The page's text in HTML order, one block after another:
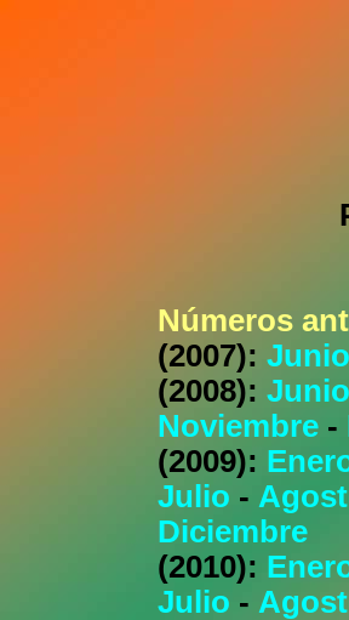
Números
(2007): Junio
(2008): Junio
Noviembre -
(2009):
Julio -
Diciembre
(2010):
Julio -